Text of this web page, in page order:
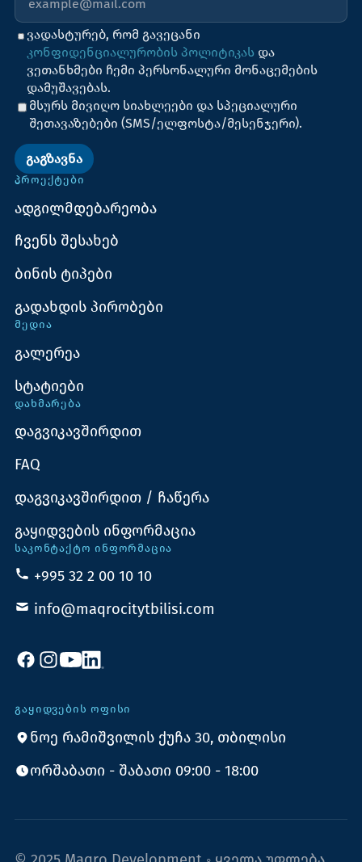
ვადასტურებ, რომ გავეცანი
კონფიდენციალურობის პოლიტიკას და
ვეთანხმები ჩემი პერსონალური მონაცემების
დამუშავებას.
მსურს მივიღო სიახლეები და სპეციალური
შეთავაზებები (SMS/ელფოსტა/მესენჯერი).
ᲒᲐᲒᲖᲐᲕᲜᲐ
ᲞᲠᲝᲔᲥᲢᲔᲑᲘ
ადგილმდებარეობა
ჩვენს შესახებ
ბინის ტიპები
გადახდის პირობები
ᲛᲔᲓᲘᲐ
გალერეა
სტატიები
ᲓᲐᲮᲛᲐᲠᲔᲑᲐ
დაგვიკავშირდით
FAQ
დაგვიკავშირდით / ჩაწერა
გაყიდვების ინფორმაცია
ᲡᲐᲙᲝᲜᲢᲐᲥᲢᲝ ᲘᲜᲤᲝᲠᲛᲐᲪᲘᲐ
+995 32 2 00 10 10
info@maqrocitytbilisi.com
ᲒᲐᲧᲘᲓᲕᲔᲑᲘᲡ ᲝᲤᲘᲡᲘ
ნოე რამიშვილის ქუჩა 30, თბილისი
ორშაბათი - შაბათი 09:00 - 18:00